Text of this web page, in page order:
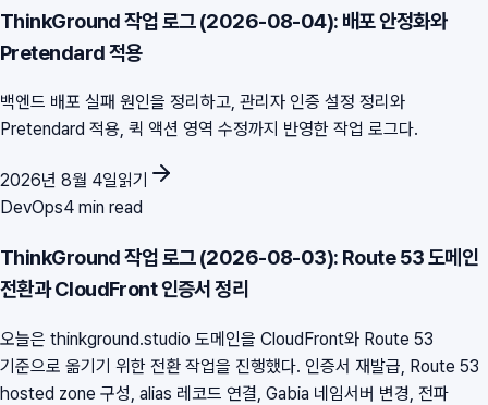
ThinkGround 작업 로그 (2026-08-04): 배포 안정화와
Pretendard 적용
백엔드 배포 실패 원인을 정리하고, 관리자 인증 설정 정리와
Pretendard 적용, 퀵 액션 영역 수정까지 반영한 작업 로그다.
2026년 8월 4일읽기
DevOps4 min read
ThinkGround 작업 로그 (2026-08-03): Route 53 도메인
전환과 CloudFront 인증서 정리
오늘은 thinkground.studio 도메인을 CloudFront와 Route 53
기준으로 옮기기 위한 전환 작업을 진행했다. 인증서 재발급, Route 53
hosted zone 구성, alias 레코드 연결, Gabia 네임서버 변경, 전파